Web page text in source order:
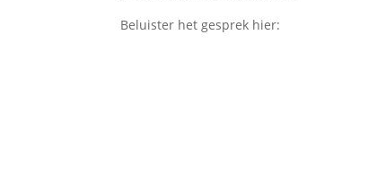
Beluister het gesprek hier: